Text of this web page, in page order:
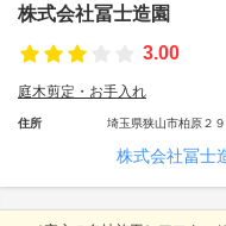
株式会社冨士造園
3.00
庭木剪定・お手入れ
住所 埼玉県狭山市柏原２
株式会社冨士